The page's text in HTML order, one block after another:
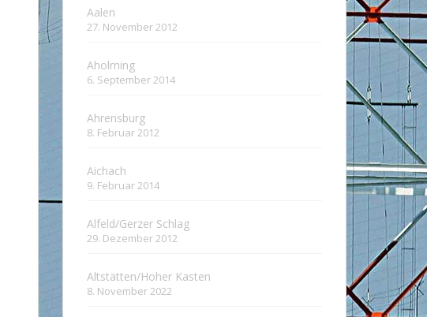
Aalen
27. November 2012
Aholming
6. September 2014
Ahrensburg
8. Februar 2012
Aichach
9. Februar 2014
Alfeld/Gerzer Schlag
29. Dezember 2012
Altstätten/Hoher Kasten
8. November 2022